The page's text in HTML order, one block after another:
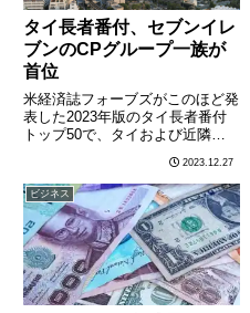
タイ長者番付、セブンイレ
ブンのCPグループ一族が
首位
米経済誌フォーブズがこのほど発
表した2023年版のタイ長者番付
トップ50で、タイおよび近隣諸
開する財閥チャルーン・ポカパン
（CP）グループの創業家である
ジラワノン家が資産総額340億米
ドルで、昨年に続き首位と
な………
2023.12.27
ビジネス